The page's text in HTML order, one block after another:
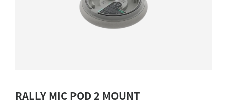
RALLY MIC POD 2 MOUNT